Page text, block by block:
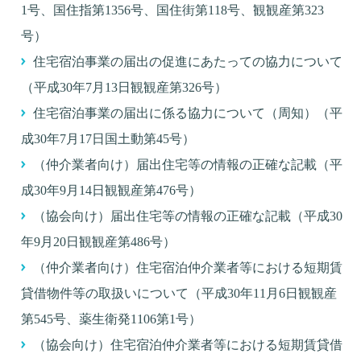
1号、国住指第1356号、国住街第118号、観観産第323
号）
住宅宿泊事業の届出の促進にあたっての協力について
（平成30年7月13日観観産第326号）
住宅宿泊事業の届出に係る協力について（周知）（平
成30年7月17日国土動第45号）
（仲介業者向け）届出住宅等の情報の正確な記載（平
成30年9月14日観観産第476号）
（協会向け）届出住宅等の情報の正確な記載（平成30
年9月20日観観産第486号）
（仲介業者向け）住宅宿泊仲介業者等における短期賃
貸借物件等の取扱いについて（平成30年11月6日観観産
第545号、薬生衛発1106第1号）
（協会向け）住宅宿泊仲介業者等における短期賃貸借